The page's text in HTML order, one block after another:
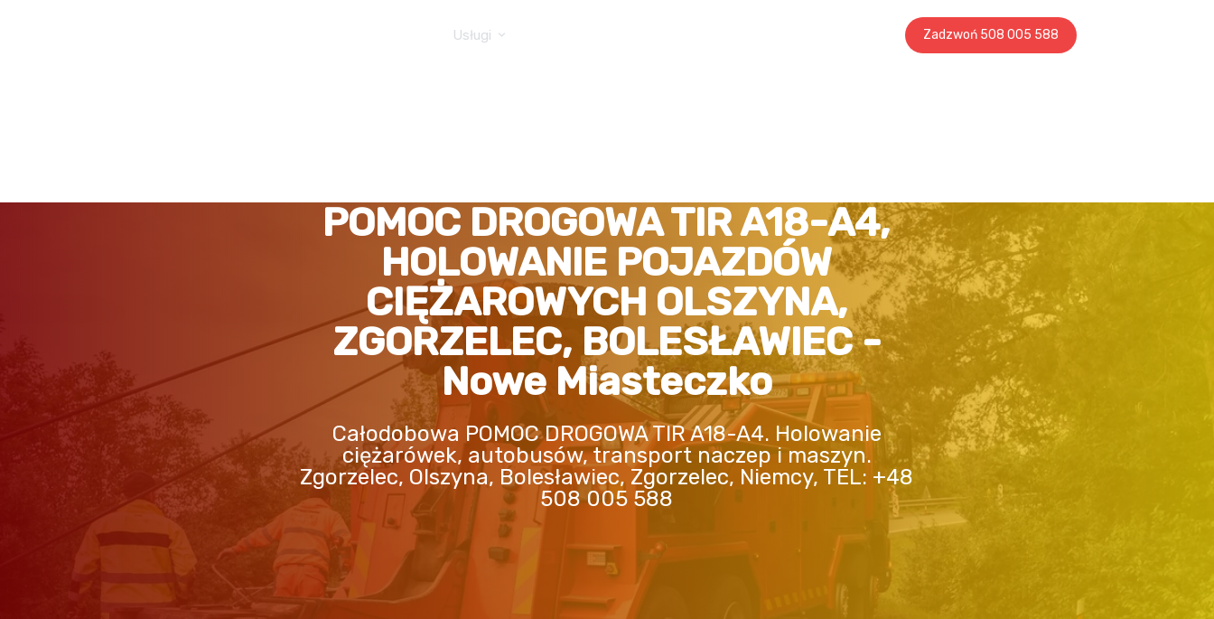
Zadzwoń 508 005 588
Usługi
POMOC DROGOWA TIR A18-A4,
HOLOWANIE POJAZDÓW
CIĘŻAROWYCH OLSZYNA,
ZGORZELEC, BOLESŁAWIEC -
Nowe Miasteczko
Całodobowa POMOC DROGOWA TIR A18-A4. Holowanie
ciężarówek, autobusów, transport naczep i maszyn.
Zgorzelec, Olszyna, Bolesławiec, Zgorzelec, Niemcy, TEL: +48
508 005 588